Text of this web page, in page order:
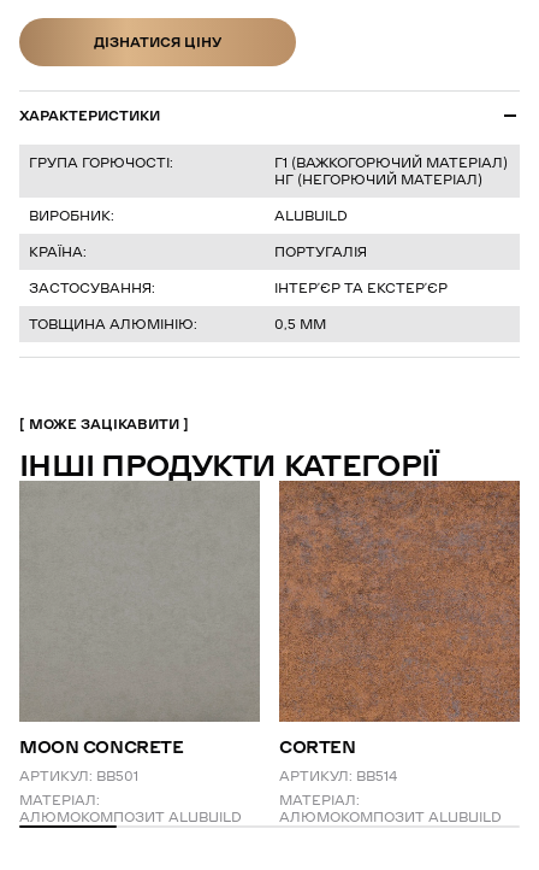
ДІЗНАТИСЯ ЦІНУ
ХАРАКТЕРИСТИКИ
ГРУПА ГОРЮЧОСТІ:
Г1 (ВАЖКОГОРЮЧИЙ МАТЕРІАЛ)
НГ (НЕГОРЮЧИЙ МАТЕРІАЛ)
ВИРОБНИК:
ALUBUILD
КРАЇНА:
ПОРТУГАЛІЯ
ЗАСТОСУВАННЯ:
ІНТЕРʼЄР ТА ЕКСТЕРʼЄР
ТОВЩИНА АЛЮМІНІЮ:
0,5 ММ
МОЖЕ ЗАЦІКАВИТИ
ІНШІ ПРОДУКТИ КАТЕГОРІЇ
MOON CONCRETE
АРТИКУЛ: BB501
МАТЕРІАЛ:
АЛЮМОКОМПОЗИТ ALUBUILD
CORTEN
АРТИКУЛ: BB514
МАТЕРІАЛ:
АЛЮМОКОМПОЗИТ ALUBUILD